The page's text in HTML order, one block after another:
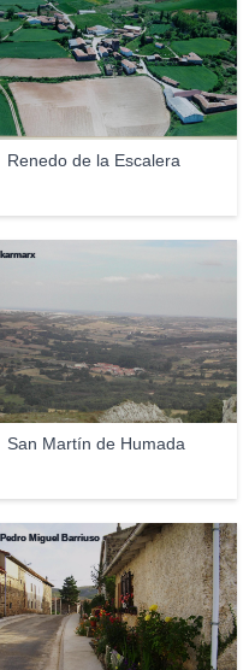
Renedo de la Escalera
San Martín de Humada
karmarx
Pedro Miguel Barriuso